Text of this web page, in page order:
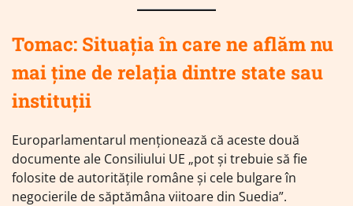
Tomac: Situaţia în care ne aflăm nu
mai ţine de relaţia dintre state sau
instituţii
Europarlamentarul menţionează că aceste două
documente ale Consiliului UE „pot şi trebuie să fie
folosite de autorităţile române şi cele bulgare în
negocierile de săptămâna viitoare din Suedia”.